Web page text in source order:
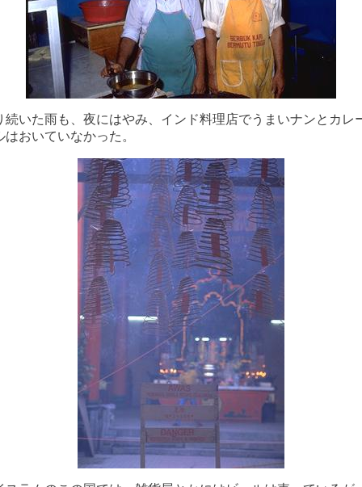
いた雨も、夜にはやみ、インド料理店でうまいナンとカレ
おいていなかった。